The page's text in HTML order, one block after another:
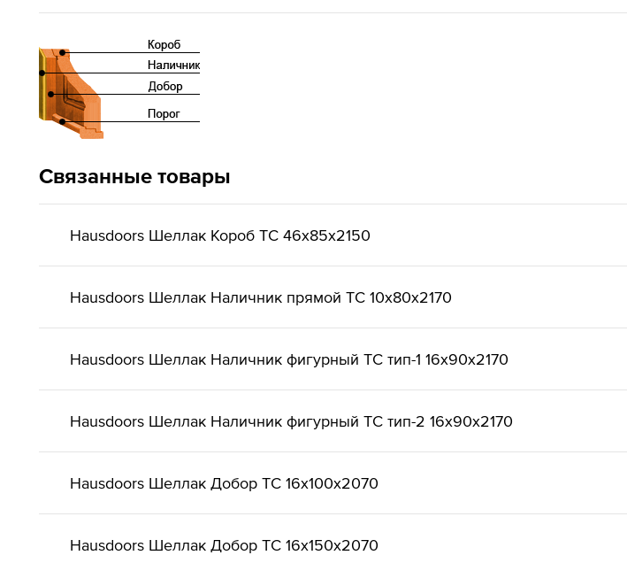
Связанные товары
Hausdoors Шеллак Короб ТС 46x85x2150
Hausdoors Шеллак Наличник прямой ТС 10x80x2170
Hausdoors Шеллак Наличник фигурный ТС тип-1 16x90x2170
Hausdoors Шеллак Наличник фигурный ТС тип-2 16x90x2170
Hausdoors Шеллак Добор ТС 16x100x2070
Hausdoors Шеллак Добор ТС 16x150x2070